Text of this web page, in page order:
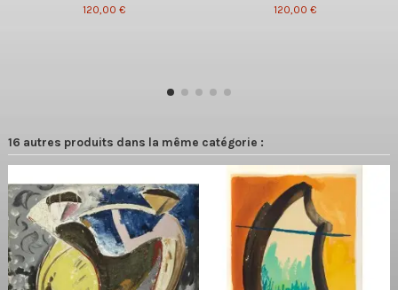
120,00 €
120,00 €
16 autres produits dans la même catégorie :